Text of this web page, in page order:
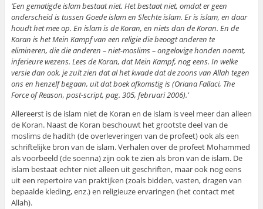
‘Een gematigde islam bestaat niet. Het bestaat niet, omdat er geen
onderscheid is tussen Goede islam en Slechte islam. Er is islam, en daar
houdt het mee op. En islam is de Koran, en niets dan de Koran. En de
Koran is het Mein Kampf van een religie die beoogt anderen te
elimineren, die die anderen – niet-moslims – ongelovige honden noemt,
inferieure wezens. Lees de Koran, dat Mein Kampf, nog eens. In welke
versie dan ook, je zult zien dat al het kwade dat de zoons van Allah tegen
ons en henzelf begaan, uit dat boek afkomstig is (Oriana Fallaci, The
Force of Reason, post-script, pag. 305, februari 2006).’
Allereerst is de islam niet de Koran en de islam is veel meer dan alleen
de Koran. Naast de Koran beschouwt het grootste deel van de
moslims de hadith (de overleveringen van de profeet) ook als een
schriftelijke bron van de islam. Verhalen over de profeet Mohammed
als voorbeeld (de soenna) zijn ook te zien als bron van de islam. De
islam bestaat echter niet alleen uit geschriften, maar ook nog eens
uit een repertoire van praktijken (zoals bidden, vasten, dragen van
bepaalde kleding, enz.) en religieuze ervaringen (het contact met
Allah).